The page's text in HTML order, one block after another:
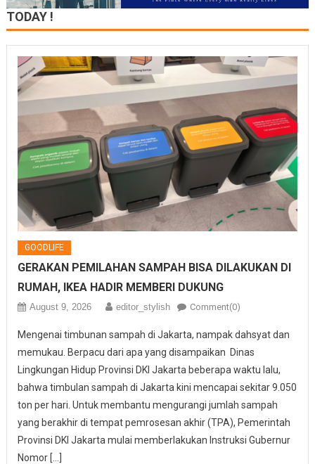
TODAY !
GOODLIFE
GERAKAN PEMILAHAN SAMPAH BISA DILAKUKAN DI
RUMAH, IKEA HADIR MEMBERI DUKUNG
August 9, 2026 editor_stylish Comment(0)
Mengenai timbunan sampah di Jakarta, nampak dahsyat dan
memukau. Berpacu dari apa yang disampaikan Dinas
Lingkungan Hidup Provinsi DKI Jakarta beberapa waktu lalu,
bahwa timbulan sampah di Jakarta kini mencapai sekitar 9.050
ton per hari. Untuk membantu mengurangi jumlah sampah
yang berakhir di tempat pemrosesan akhir (TPA), Pemerintah
Provinsi DKI Jakarta mulai memberlakukan Instruksi Gubernur
Nomor […]